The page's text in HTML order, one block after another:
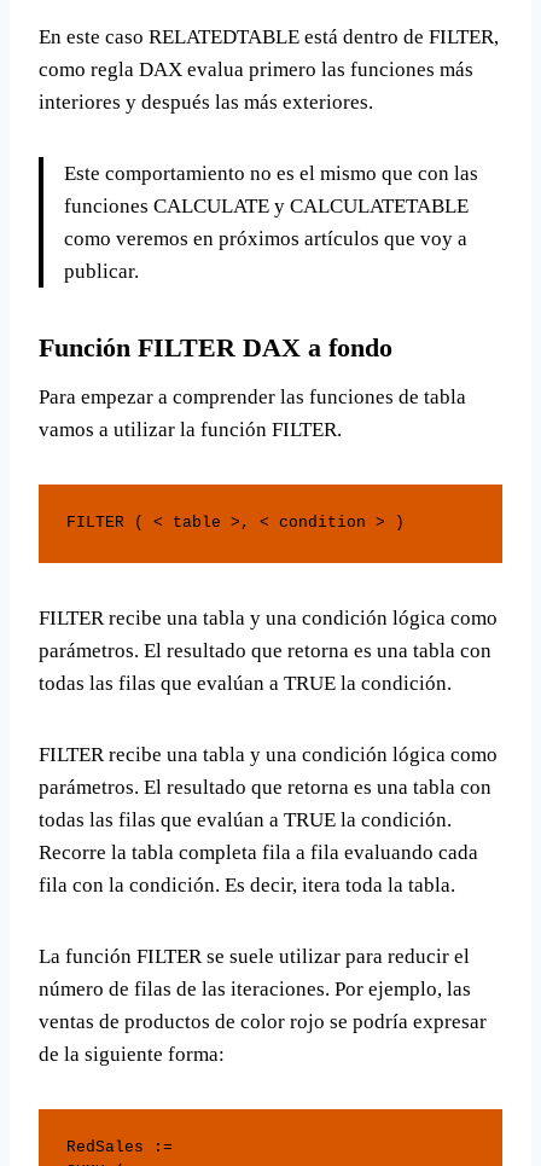
En este caso RELATEDTABLE está dentro de FILTER,
como regla DAX evalua primero las funciones más
interiores y después las más exteriores.
Este comportamiento no es el mismo que con las
funciones CALCULATE y CALCULATETABLE
como veremos en próximos artículos que voy a
publicar.
Función FILTER DAX a fondo
Para empezar a comprender las funciones de tabla
vamos a utilizar la función FILTER.
FILTER ( < table >, < condition > )
FILTER recibe una tabla y una condición lógica como
parámetros. El resultado que retorna es una tabla con
todas las filas que evalúan a TRUE la condición.
FILTER recibe una tabla y una condición lógica como
parámetros. El resultado que retorna es una tabla con
todas las filas que evalúan a TRUE la condición.
Recorre la tabla completa fila a fila evaluando cada
fila con la condición. Es decir, itera toda la tabla.
La función FILTER se suele utilizar para reducir el
número de filas de las iteraciones. Por ejemplo, las
ventas de productos de color rojo se podría expresar
de la siguiente forma:
RedSales :=